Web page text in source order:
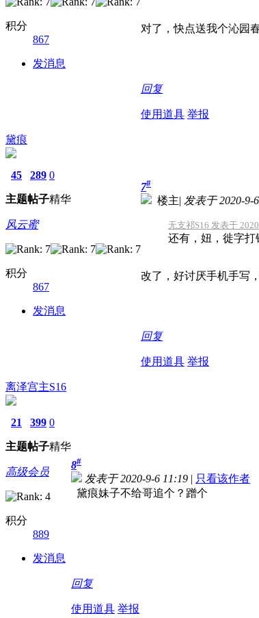
积分
867
发消息
对了，快点送我个沁园
回复
使用道具 举报
黛痕
45
主题
289
帖子
0
精华
风云蜜
积分
867
发消息
7#
楼主| 发表于 2020-9-
无支祁S16 发表于
还有，妞，徙字
改了，好讨厌手机手写
回复
使用道具 举报
离泽宫主S16
21
主题
399
帖子
0
精华
高级会员
积分
889
发消息
8#
发表于 2020-9-6 11:19 | 只看该作者
黛痕妹子不给哥追个？蹭个
回复
使用道具 举报